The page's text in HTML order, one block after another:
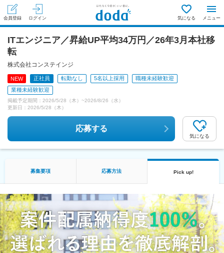
会員登録 ログイン 気になる メニュー
ITエンジニア／昇給UP平均34万円／26年3月本社移
転
株式会社コンステインジ
NEW 正社員 転勤なし 5名以上採用
職種未経験歓迎
業種未経験歓迎
掲載予定期間： 2026/5/28（木） ~2026/8/26（水）
更新日： 2026/5/28（木）
応募する
気になる
募集要項 応募方法 Pick up!